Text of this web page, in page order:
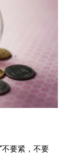
要紧，不要